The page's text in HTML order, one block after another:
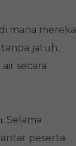
mana mereka
jatuh.
secara
Selama
peserta.